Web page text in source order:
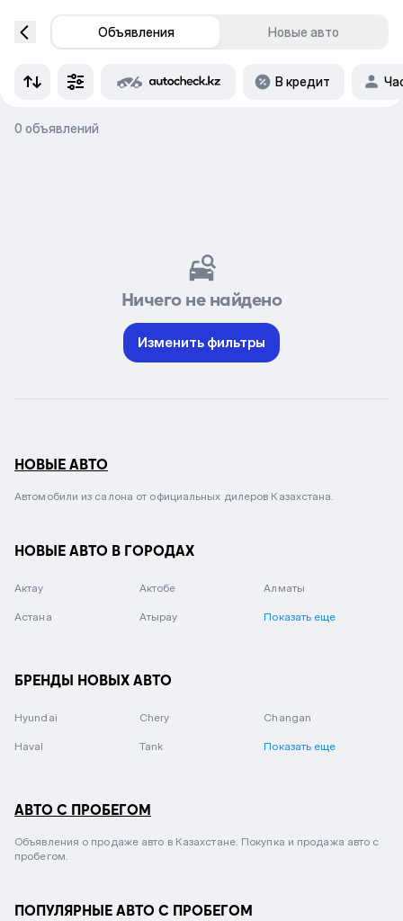
Объявления Новые авто
В кредит
0 объявлений
Ничего не найдено
Изменить фильтры
НОВЫЕ АВТО
Автомобили из салона от официальных дилеров Казахстана.
НОВЫЕ АВТО В ГОРОДАХ
Актау Актобе Алматы
Астана Атырау Показать еще
БРЕНДЫ НОВЫХ АВТО
Hyundai Chery Changan
Haval Tank Показать еще
АВТО С ПРОБЕГОМ
Объявления о продаже авто в Казахстане. Покупка и продажа авто с
пробегом.
ПОПУЛЯРНЫЕ АВТО С ПРОБЕГОМ